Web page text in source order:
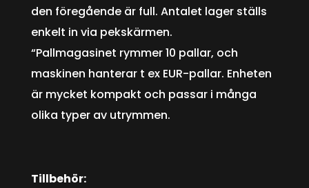
den föregående är full. Antalet lager ställs
enkelt in via pekskärmen.
“Pallmagasinet rymmer 10 pallar, och
maskinen hanterar t ex EUR-pallar. Enheten
är mycket kompakt och passar i många
olika typer av utrymmen.
Tillbehör: